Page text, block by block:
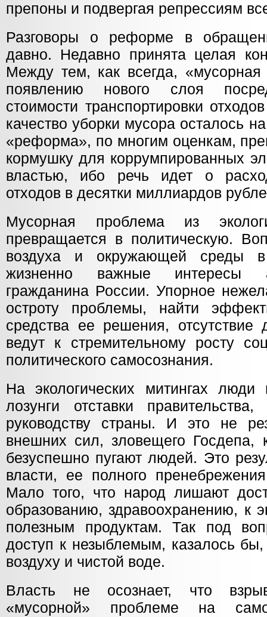
препоны и подвергая репрессиям
Разговоры о реформе в
давно. Недавно принята целая
Между тем, как всегда,
появлению нового слоя
стоимости транспортировки
качество уборки мусора осталось
«реформа», по многим оценкам,
кормушку для коррумпированных
властью, ибо речь идет о
отходов в десятки миллиардов
Мусорная проблема из
превращается в политическую.
воздуха и окружающей среды в
жизненно важные интересы
гражданина России. Упорное
остроту проблемы, найти
средства ее решения, отсутствие
ведут к стремительному росту
политического самосознания.
На экологических митингах
лозунги отставки
руководству страны. И это не
внешних сил, зловещего
безуспешно пугают людей. Это
власти, ее полного
Мало того, что народ лишают
образованию, здравоохранению, к
полезным продуктам. Так под
доступ к незыблемым, казалось
воздуху и чистой воде.
Власть не осознает, что
«мусорной» проблеме на